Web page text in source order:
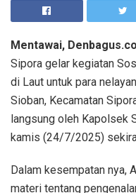
Mentawai, Denbagus.co
Sipora gelar kegiatan
di Laut untuk para
Sioban, Kecamatan
langsung oleh Kapolsek
kamis (24/7/2025)
Dalam kesempatan nya,
materi tentang